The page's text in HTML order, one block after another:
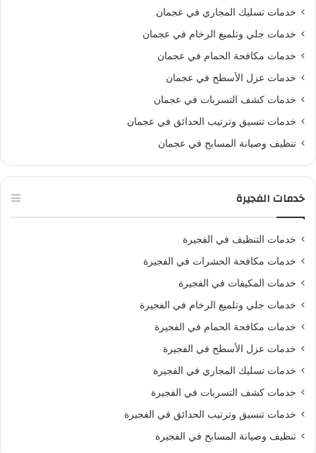
خدمات تسليك المجاري في عجمان
خدمات جلي وتلميع الرخام في عجمان
خدمات مكافحة الحمام في عجمان
خدمات عزل الأسطح في عجمان
خدمات كشف التسربات في عجمان
خدمات تنسيق وترتيب الحدائق في عجمان
تنظيف وصيانة المسابح في عجمان
خدمات الفجيرة
خدمات التنظيف في الفجيرة
خدمات مكافحة الحشرات في الفجيرة
خدمات المكيفات في الفجيرة
خدمات جلي وتلميع الرخام في الفجيرة
خدمات مكافحة الحمام في الفجيرة
خدمات عزل الأسطح في الفجيرة
خدمات تسليك المجاري في الفجيرة
خدمات كشف التسربات في الفجيرة
خدمات تنسيق وترتيب الحدائق في الفجيرة
تنظيف وصيانة المسابح في الفجيرة